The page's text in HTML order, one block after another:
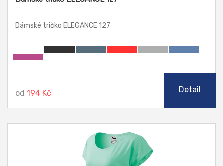
Dámské tričko ELEGANCE 127
od 194 Kč Detail